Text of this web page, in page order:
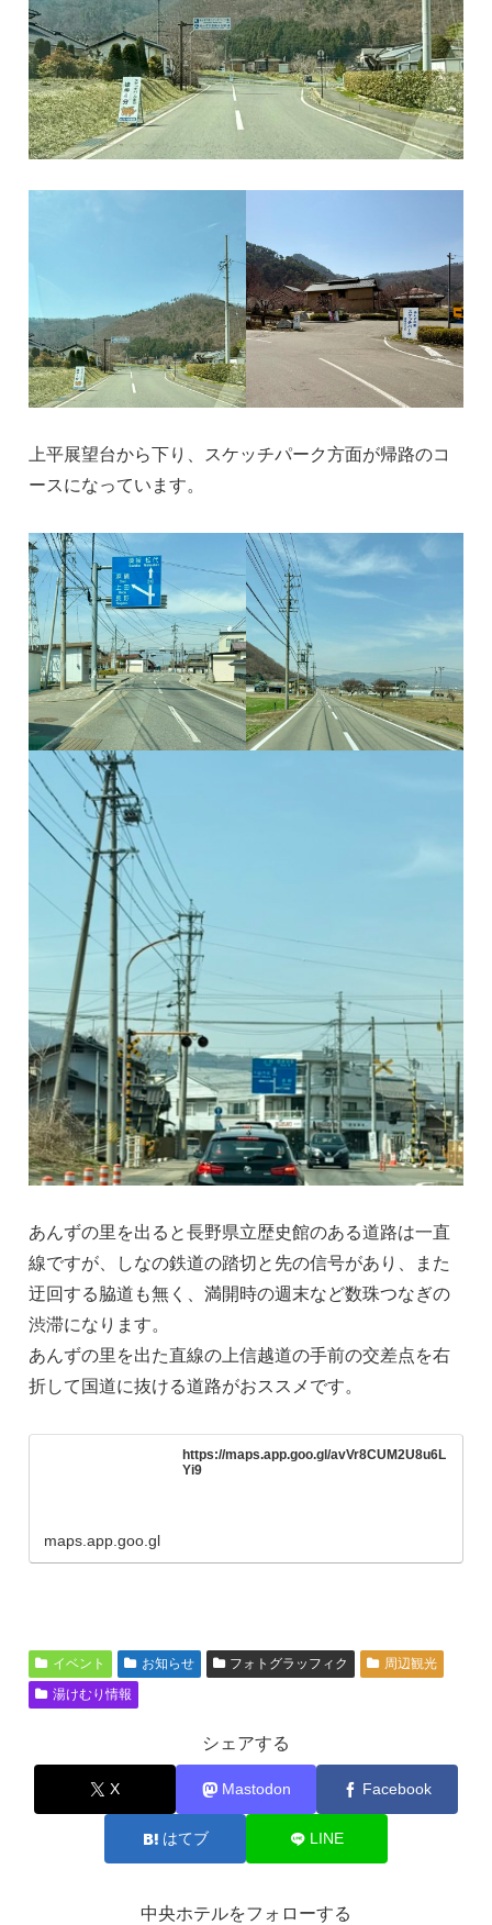
上平展望台から下り、スケッチパーク方面が帰路のコ
ースになっています。
あんずの里を出ると長野県立歴史館のある道路は一直
線ですが、しなの鉄道の踏切と先の信号があり、また
迂回する脇道も無く、満開時の週末など数珠つなぎの
渋滞になります。
あんずの里を出た直線の上信越道の手前の交差点を右
折して国道に抜ける道路がおススメです。
https://maps.app.goo.gl/avVr8CUM2U8u6L
Yi9
maps.app.goo.gl
イベント お知らせ フォトグラッフィク
周辺観光
湯けむり情報
シェアする
X Mastodon Facebook
はてブ LINE
中央ホテルをフォローする